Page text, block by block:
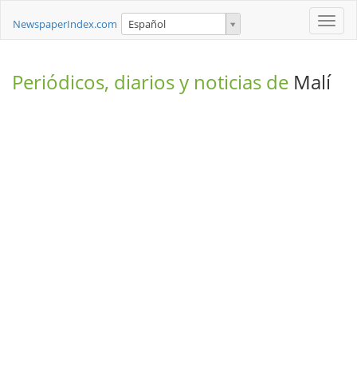
Toggle
NewspaperIndex.com Español
Periódicos, diarios y noticias de Malí